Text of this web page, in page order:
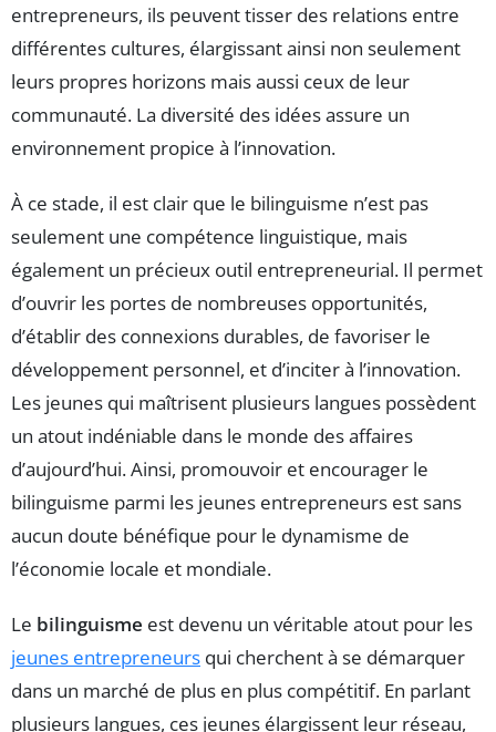
entrepreneurs, ils peuvent tisser des relations entre
différentes cultures, élargissant ainsi non seulement
leurs propres horizons mais aussi ceux de leur
communauté. La diversité des idées assure un
environnement propice à l’innovation.
À ce stade, il est clair que le bilinguisme n’est pas
seulement une compétence linguistique, mais
également un précieux outil entrepreneurial. Il permet
d’ouvrir les portes de nombreuses opportunités,
d’établir des connexions durables, de favoriser le
développement personnel, et d’inciter à l’innovation.
Les jeunes qui maîtrisent plusieurs langues possèdent
un atout indéniable dans le monde des affaires
d’aujourd’hui. Ainsi, promouvoir et encourager le
bilinguisme parmi les jeunes entrepreneurs est sans
aucun doute bénéfique pour le dynamisme de
l’économie locale et mondiale.
Le bilinguisme est devenu un véritable atout pour les
jeunes entrepreneurs qui cherchent à se démarquer
dans un marché de plus en plus compétitif. En parlant
plusieurs langues, ces jeunes élargissent leur réseau,